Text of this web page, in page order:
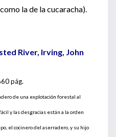
la de la cucaracha).
River, Irving, John
pág.
de una explotación forestal al
y las desgracias están a la orden
el cocinero del aserradero, y su hijo